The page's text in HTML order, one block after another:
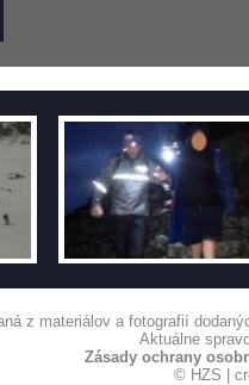
z materiálov a fotografií
Aktuálne
Zásady ochrany
© HZS |